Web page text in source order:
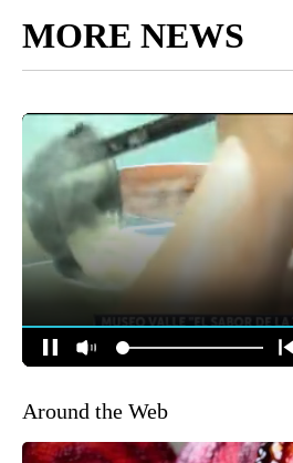
MORE NEWS
Around the Web